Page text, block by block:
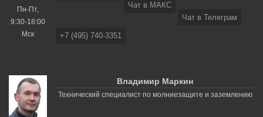
Пн-Пт,
9:30-18:00
Мск
Чат в МАКС
Чат в Телеграм
+7 (495) 740-3351
Владимир Маркин
Технический специалист по молниезащите и заземлению